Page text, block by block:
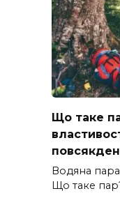
Що таке
Водяна
Що таке